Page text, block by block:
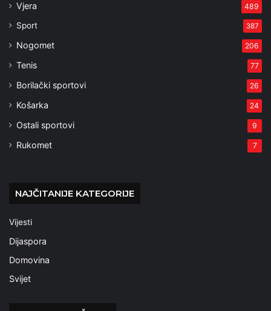
Vjera 489
Sport 387
Nogomet 206
Tenis 77
Borilački sportovi 26
Košarka 24
Ostali sportovi 9
Rukomet 7
NAJČITANIJE KATEGORIJE
Vijesti
Dijaspora
Domovina
Svijet